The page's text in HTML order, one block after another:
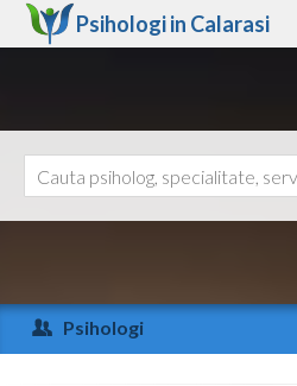
Psihologi in Calarasi
Arad
Arges
Ajutor
Psihologi